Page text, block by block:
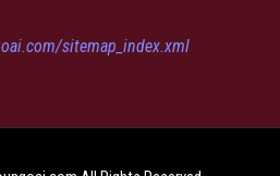
sitemap_index.xml